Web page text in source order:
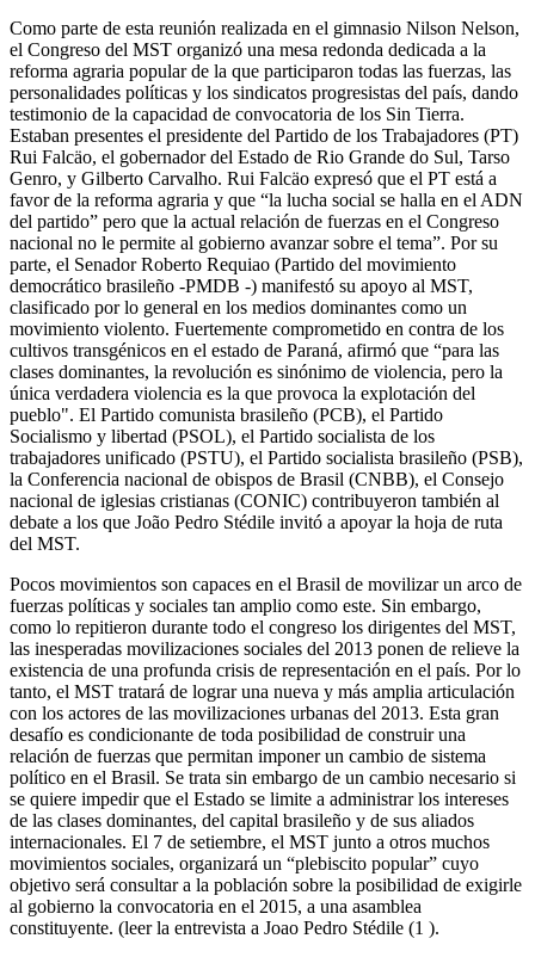
Como parte de esta reunión realizada en el gimnasio Nilson Nelson,
el Congreso del MST organizó una mesa redonda dedicada a la
reforma agraria popular de la que participaron todas las fuerzas, las
personalidades políticas y los sindicatos progresistas del país, dando
testimonio de la capacidad de convocatoria de los Sin Tierra.
Estaban presentes el presidente del Partido de los Trabajadores (PT)
Rui Falcäo, el gobernador del Estado de Rio Grande do Sul, Tarso
Genro, y Gilberto Carvalho. Rui Falcäo expresó que el PT está a
favor de la reforma agraria y que “la lucha social se halla en el ADN
del partido” pero que la actual relación de fuerzas en el Congreso
nacional no le permite al gobierno avanzar sobre el tema”. Por su
parte, el Senador Roberto Requiao (Partido del movimiento
democrático brasileño -PMDB -) manifestó su apoyo al MST,
clasificado por lo general en los medios dominantes como un
movimiento violento. Fuertemente comprometido en contra de los
cultivos transgénicos en el estado de Paraná, afirmó que “para las
clases dominantes, la revolución es sinónimo de violencia, pero la
única verdadera violencia es la que provoca la explotación del
pueblo". El Partido comunista brasileño (PCB), el Partido
Socialismo y libertad (PSOL), el Partido socialista de los
trabajadores unificado (PSTU), el Partido socialista brasileño (PSB),
la Conferencia nacional de obispos de Brasil (CNBB), el Consejo
nacional de iglesias cristianas (CONIC) contribuyeron también al
debate a los que João Pedro Stédile invitó a apoyar la hoja de ruta
del MST.
Pocos movimientos son capaces en el Brasil de movilizar un arco de
fuerzas políticas y sociales tan amplio como este. Sin embargo,
como lo repitieron durante todo el congreso los dirigentes del MST,
las inesperadas movilizaciones sociales del 2013 ponen de relieve la
existencia de una profunda crisis de representación en el país. Por lo
tanto, el MST tratará de lograr una nueva y más amplia articulación
con los actores de las movilizaciones urbanas del 2013. Esta gran
desafío es condicionante de toda posibilidad de construir una
relación de fuerzas que permitan imponer un cambio de sistema
político en el Brasil. Se trata sin embargo de un cambio necesario si
se quiere impedir que el Estado se limite a administrar los intereses
de las clases dominantes, del capital brasileño y de sus aliados
internacionales. El 7 de setiembre, el MST junto a otros muchos
movimientos sociales, organizará un “plebiscito popular” cuyo
objetivo será consultar a la población sobre la posibilidad de exigirle
al gobierno la convocatoria en el 2015, a una asamblea
constituyente. (leer la entrevista a Joao Pedro Stédile (1 ).